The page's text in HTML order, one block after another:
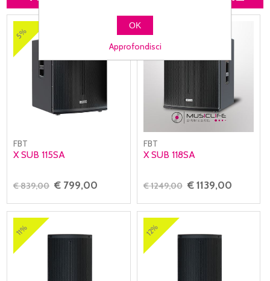
5%
FBT
X SUB 115SA
€ 839,00 € 799,00
9%
FBT
X SUB 118SA
€ 1249,00 € 1139,00
11% 12%
OK
Approfondisci